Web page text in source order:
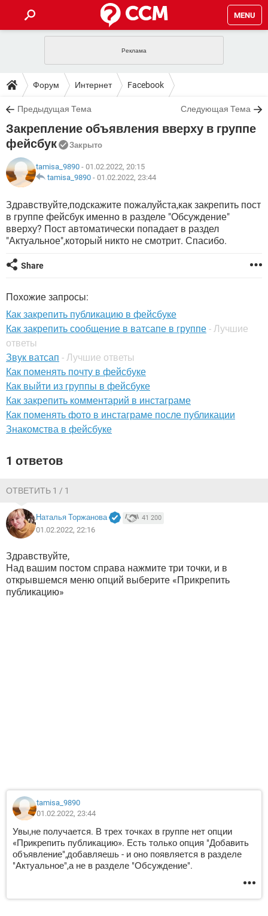
MENU
INSTAGRAM FACEBOOK
ИГРЫ WINDOWS 10
ВКОНТАКТЕ ВИДЕО
GOOGLE
ПОЛЕЗНЫЕ СОВЕТЫ
TIKTOK TELEGRAM
FACEBOOK
WINDOWS 10
ВИДЕО GOOGLE
ЗАГРУЗКИ
TIKTOK TELEGRAM
WHATSAPP
FACEBOOK ИГРЫ
ВИДЕО GOOGLE
YANDEX
ФОРУМ
TIKTOK
WHATSAPP INSTAGRAM
ИГРЫ
WINDOWS 10 ВКОНТАКТЕ
ВИДЕО GOOGLE
YANDEX
ЭНЦИКЛОПЕДИЯ
WHATSAPP INSTAGRAM
FACEBOOK ИГРЫ
ВИДЕО
YANDEX
Форум Интернет Facebook
Предыдущая Тема Следующая Тема
Закрепление объявления вверху в группе
фейсбук
Закрыто
tamisa_9890 - 01.02.2022, 20:15
tamisa_9890 - 01.02.2022, 23:44
Здравствуйте,подскажите пожалуйста,как закрепить пост
в группе фейсбук именно в разделе "Обсуждение"
вверху? Пост автоматически попадает в раздел
"Актуальное",который никто не смотрит. Спасибо.
Share
Похожие запросы:
Как закрепить публикацию в фейсбуке
Как закрепить сообщение в ватсапе в группе - Лучшие
ответы
Звук ватсап - Лучшие ответы
Как поменять почту в фейсбуке
Как выйти из группы в фейсбуке
Как закрепить комментарий в инстаграме
Как поменять фото в инстаграме после публикации
Знакомства в фейсбуке
1 ответов
ОТВЕТИТЬ 1 / 1
Наталья Торжанова 41 200
01.02.2022, 22:16
Здравствуйте,
Над вашим постом справа нажмите три точки, и в
открывшемся меню опций выберите «Прикрепить
публикацию»
tamisa_9890
01.02.2022, 23:44
Увы,не получается. В трех точках в группе нет опции
«Прикрепить публикацию». Есть только опция "Добавить
объявление",добавляешь - и оно появляется в разделе
"Актуальное",а не в разделе "Обсуждение".